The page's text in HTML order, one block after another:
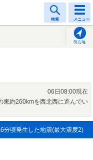
検索 メニュー
現在地
06日08:00現在
東約260kmを西北西に進んでい
分頃発生した地震(最大震度2)